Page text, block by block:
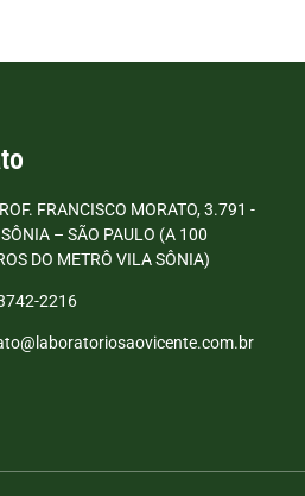
FRANCISCO MORATO, 3.791 -
– SÃO PAULO (A 100
DO METRÔ VILA SÔNIA)
2216